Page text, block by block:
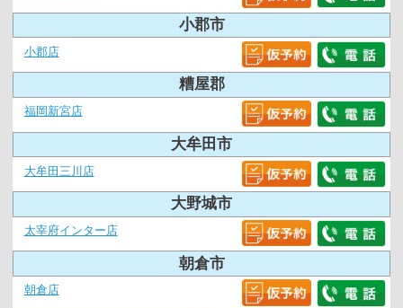
小郡市
小郡店
糟屋郡
福岡新宮店
大牟田市
大牟田三川店
大野城市
太宰府インター店
朝倉市
朝倉店